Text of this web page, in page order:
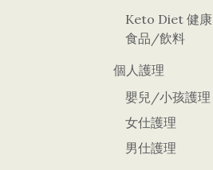
Keto Diet 健康
食品/飲料
個人護理
嬰兒/小孩護理
女仕護理
男仕護理